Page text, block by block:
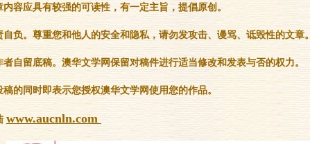
内容应具有较强的可读性，有一定主旨，提倡原创。
自负。尊重您和他人的安全和隐私，请勿发攻击、谩骂、诋毁性的文章。
者自留底稿。澳华文学网保留对稿件进行适当修改和发表与否的权力。
稿的同时即表示您授权澳华文学网使用您的作品。
www.aucnln.com